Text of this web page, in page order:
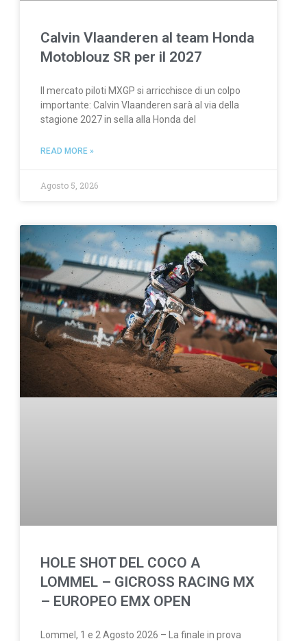
Calvin Vlaanderen al team Honda
Motoblouz SR per il 2027
Il mercato piloti MXGP si arricchisce di un colpo
importante: Calvin Vlaanderen sarà al via della
stagione 2027 in sella alla Honda del
READ MORE »
Agosto 5, 2026
HOLE SHOT DEL COCO A
LOMMEL – GICROSS RACING MX
– EUROPEO EMX OPEN
Lommel, 1 e 2 Agosto 2026 – La finale in prova